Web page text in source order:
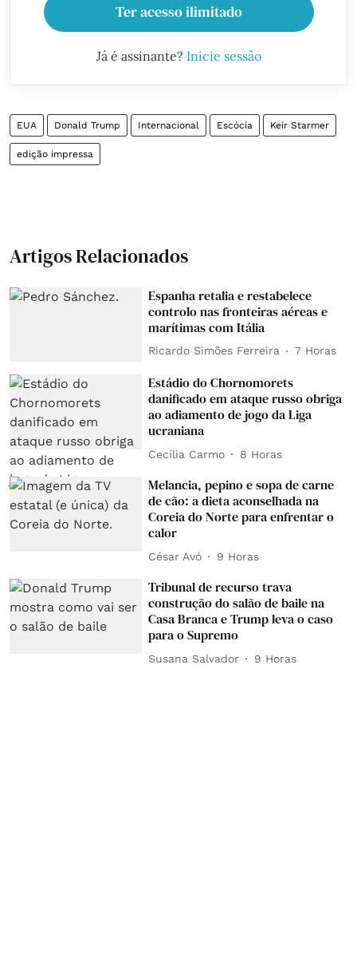
Ter acesso ilimitado
Já é assinante? Inicie sessão
EUA Donald Trump Internacional Escócia Keir Starmer
edição impressa
Artigos Relacionados
Espanha retalia e restabelece
controlo nas fronteiras aéreas e
marítimas com Itália
Ricardo Simões Ferreira 7 Horas
Estádio do Chornomorets
danificado em ataque russo obriga
ao adiamento de jogo da Liga
ucraniana
Cecília Carmo 8 Horas
Melancia, pepino e sopa de carne
de cão: a dieta aconselhada na
Coreia do Norte para enfrentar o
calor
César Avó 9 Horas
Tribunal de recurso trava
construção do salão de baile na
Casa Branca e Trump leva o caso
para o Supremo
Susana Salvador 9 Horas